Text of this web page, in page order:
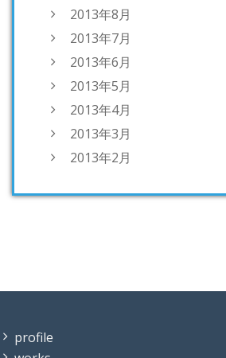
2013年8月
2013年7月
2013年6月
2013年5月
2013年4月
2013年3月
2013年2月
profile